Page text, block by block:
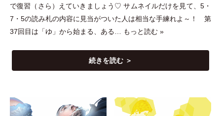
で復習 （ さら ） えていきましょう♡ サムネイルだけを見て、5・
7 ・ 5の読み札の内容に見当がついた人は相当な手練れよ～！ 第
37回目は 「ゆ 」 から始まる、ある… もっと読む »
続きを読む ＞